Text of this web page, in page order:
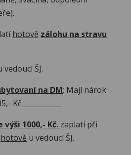
hotově zálohu na stravu
ŠJ.
na DM: Mají nárok
Kč
1000,- Kč. zaplatí při
hotově u vedoucí ŠJ.